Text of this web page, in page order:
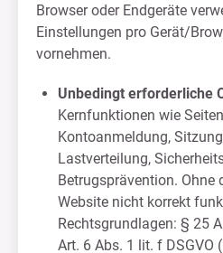
Browser oder Endgeräte
Einstellungen pro Gerät/
vornehmen.
Unbedingt erforderliche
Kernfunktionen wie
Kontoanmeldung,
Lastverteilung,
Betrugsprävention. Ohne
Website nicht korrekt
Rechtsgrundlagen: § 25
Art. 6 Abs. 1 lit. f DSGVO